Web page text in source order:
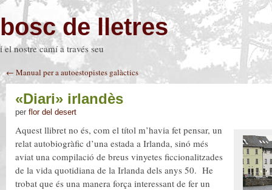
bosc de lletres
i el nostre camí a través seu
← Manual per a autoestopistes galàctics
«Diari» irlandès
per flor del desert
Aquest llibret no és, com el títol m’havia fet pensar, un
relat autobiogràfic d’una estada a Irlanda, sinó més
aviat una compilació de breus vinyetes ficcionalitzades
de la vida quotidiana de la Irlanda dels anys 50. He
trobat que és una manera força interessant de fer un